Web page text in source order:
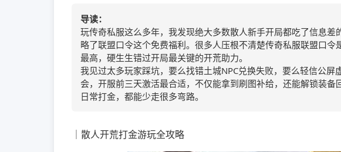
导读：
玩传奇私服这么多年，我发现绝大多数散人新手开局都吃了信息
略了联盟口令这个免费福利。很多人压根不清楚传奇私服联盟口
最高，硬生生错过开局最关键的开荒助力。
我见过太多玩家踩坑，要么找错土城NPC兑换失败，要么轻信公
会，开服前三天激活最合适，不仅能拿到刷图补给，还能解锁装
日常打金，都能少走很多弯路。
｜散人开荒打金游玩全攻略